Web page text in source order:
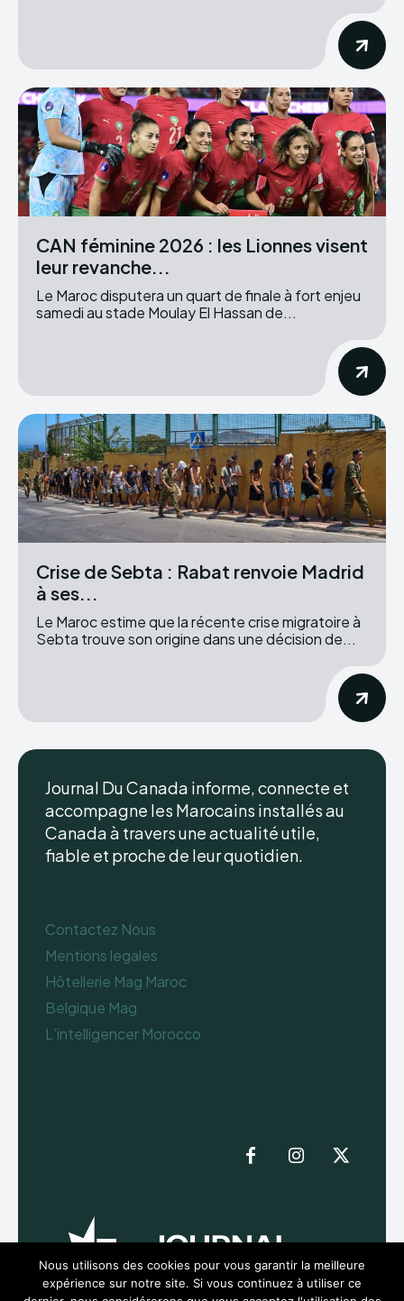
CAN féminine 2026 : les Lionnes visent
leur revanche...
Le Maroc disputera un quart de finale à fort enjeu
samedi au stade Moulay El Hassan de...
Crise de Sebta : Rabat renvoie Madrid
à ses...
Le Maroc estime que la récente crise migratoire à
Sebta trouve son origine dans une décision de...
Journal Du Canada informe, connecte et
accompagne les Marocains installés au
Canada à travers une actualité utile,
fiable et proche de leur quotidien.
Contactez Nous
Mentions legales
Hôtellerie Mag Maroc
Belgique Mag
L’intelligencer Morocco
Nous utilisons des cookies pour vous garantir la meilleure
expérience sur notre site. Si vous continuez à utiliser ce